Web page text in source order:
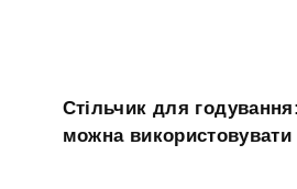
Стільчик для
можна використовувати